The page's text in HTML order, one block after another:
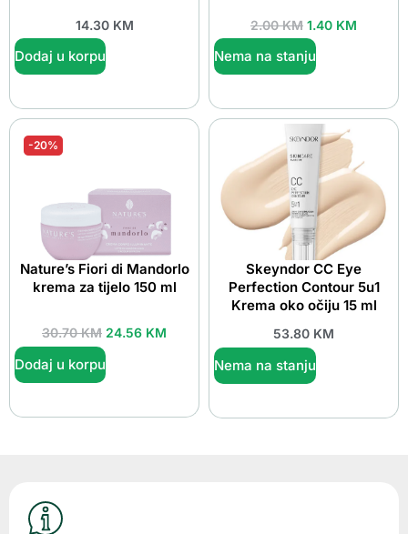
14.30 KM
Dodaj u korpu
2.00KM 1.40 KM
Nema na stanju
-20%
Nature’s Fiori di Mandorlo
krema za tijelo 150 ml
30.70KM 24.56 KM
Dodaj u korpu
Skeyndor CC Eye
Perfection Contour 5u1
Krema oko očiju 15 ml
53.80 KM
Nema na stanju